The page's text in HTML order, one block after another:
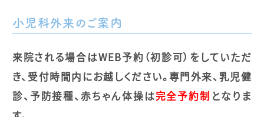
小児科外来のご案内
来院される場合はWEB予約（初診可）をしていただ
き、受付時間内にお越しください。 専門外来、乳児健
診、予防接種、赤ちゃん体操は完全予約制 となりま